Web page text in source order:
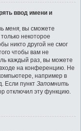
ввод имени и
меня, вы сможете
некоторое
никто другой не смог
чтобы вам не
каждый раз, вы можете
на конференцию. Не
например в
Если пункт Запомнить
отключил эту функцию.